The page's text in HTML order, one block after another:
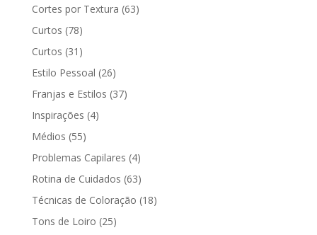
Cortes por Textura (63)
Curtos (78)
Curtos (31)
Estilo Pessoal (26)
Franjas e Estilos (37)
Inspirações (4)
Médios (55)
Problemas Capilares (4)
Rotina de Cuidados (63)
Técnicas de Coloração (18)
Tons de Loiro (25)